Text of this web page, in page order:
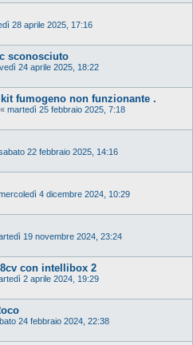
28 aprile 2025, 17:16
sconosciuto
24 aprile 2025, 18:22
fumogeno non funzionante .
« martedì 25 febbraio 2025, 7:18
22 febbraio 2025, 14:16
4 dicembre 2024, 10:29
19 novembre 2024, 23:24
con intellibox 2
2 aprile 2024, 19:29
24 febbraio 2024, 22:38